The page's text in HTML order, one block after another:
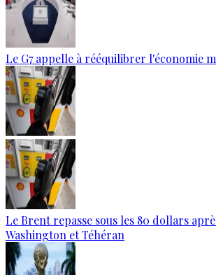
Le G7 appelle à rééquilibrer l'économie
Le Brent repasse sous les 80 dollars
Washington et Téhéran